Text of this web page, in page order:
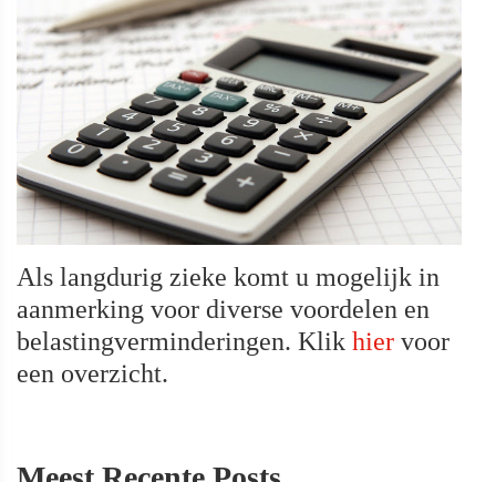
Als langdurig zieke komt u mogelijk in
aanmerking voor diverse voordelen en
belastingverminderingen. Klik hier voor
een overzicht.